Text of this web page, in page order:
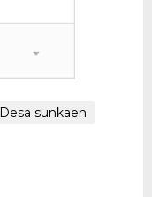
Desa sunkaen